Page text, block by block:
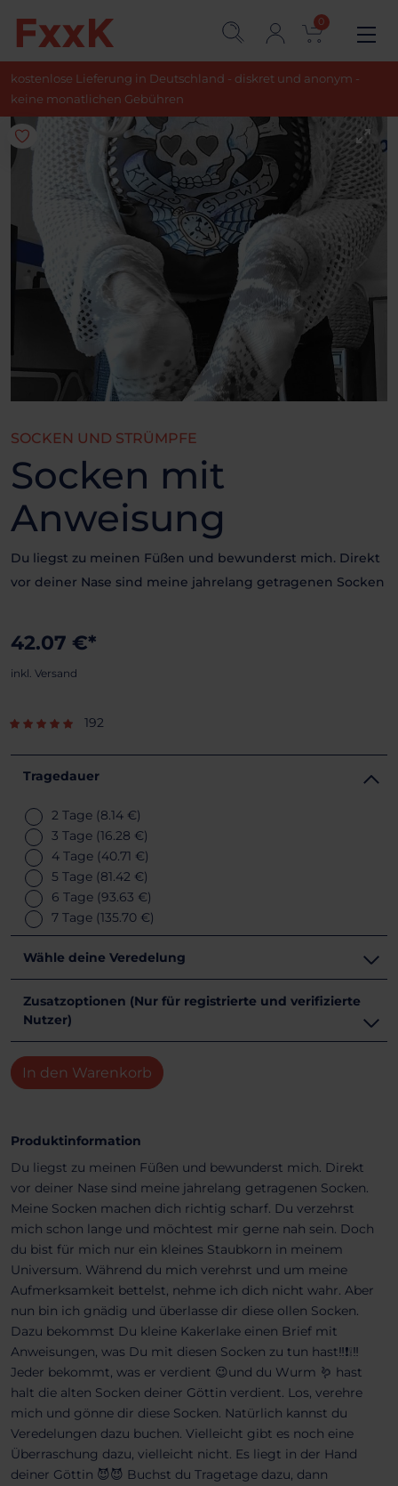
0
kostenlose Lieferung in Deutschland - diskret und anonym -
keine monatlichen Gebühren
SOCKEN UND STRÜMPFE
Socken mit
Anweisung
Du liegst zu meinen Füßen und bewunderst mich. Direkt
vor deiner Nase sind meine jahrelang getragenen Socken
42.07 €*
inkl. Versand
192
Tragedauer
2 Tage (8.14 €)
3 Tage (16.28 €)
4 Tage (40.71 €)
5 Tage (81.42 €)
6 Tage (93.63 €)
7 Tage (135.70 €)
Wähle deine Veredelung
Zusatzoptionen (Nur für registrierte und verifizierte
Nutzer)
In den Warenkorb
Produktinformation
Du liegst zu meinen Füßen und bewunderst mich. Direkt
vor deiner Nase sind meine jahrelang getragenen Socken.
Meine Socken machen dich richtig scharf. Du verzehrst
mich schon lange und möchtest mir gerne nah sein. Doch
du bist für mich nur ein kleines Staubkorn in meinem
Universum. Während du mich verehrst und um meine
Aufmerksamkeit bettelst, nehme ich dich nicht wahr. Aber
nun bin ich gnädig und überlasse dir diese ollen Socken.
Dazu bekommst Du kleine Kakerlake einen Brief mit
Anweisungen, was Du mit diesen Socken zu tun hast‼️❗❕‼️
Jeder bekommt, was er verdient 😉und du Wurm 🪱 hast
halt die alten Socken deiner Göttin verdient. Los, verehre
mich und gönne dir diese Socken. Natürlich kannst du
Veredelungen dazu buchen. Vielleicht gibt es noch eine
Überraschung dazu, vielleicht nicht. Es liegt in der Hand
deiner Göttin 😈😈 Buchst du Tragetage dazu, dann